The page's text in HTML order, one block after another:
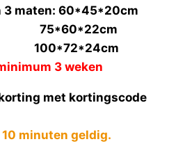
3 maten: 60*45*20cm
3 weken
met kortingscode
10 minuten geldig.